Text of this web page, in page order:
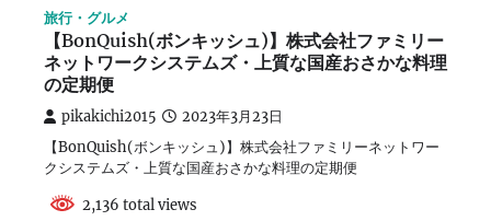
旅行・グルメ
【BonQuish(ボンキッシュ)】株式会社ファミリー
ネットワークシステムズ・上質な国産おさかな料理
の定期便
pikakichi2015 2023年3月23日
【BonQuish(ボンキッシュ)】株式会社ファミリーネットワー
クシステムズ・上質な国産おさかな料理の定期便
2,136 total views